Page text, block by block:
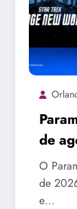
de
O
de
e…